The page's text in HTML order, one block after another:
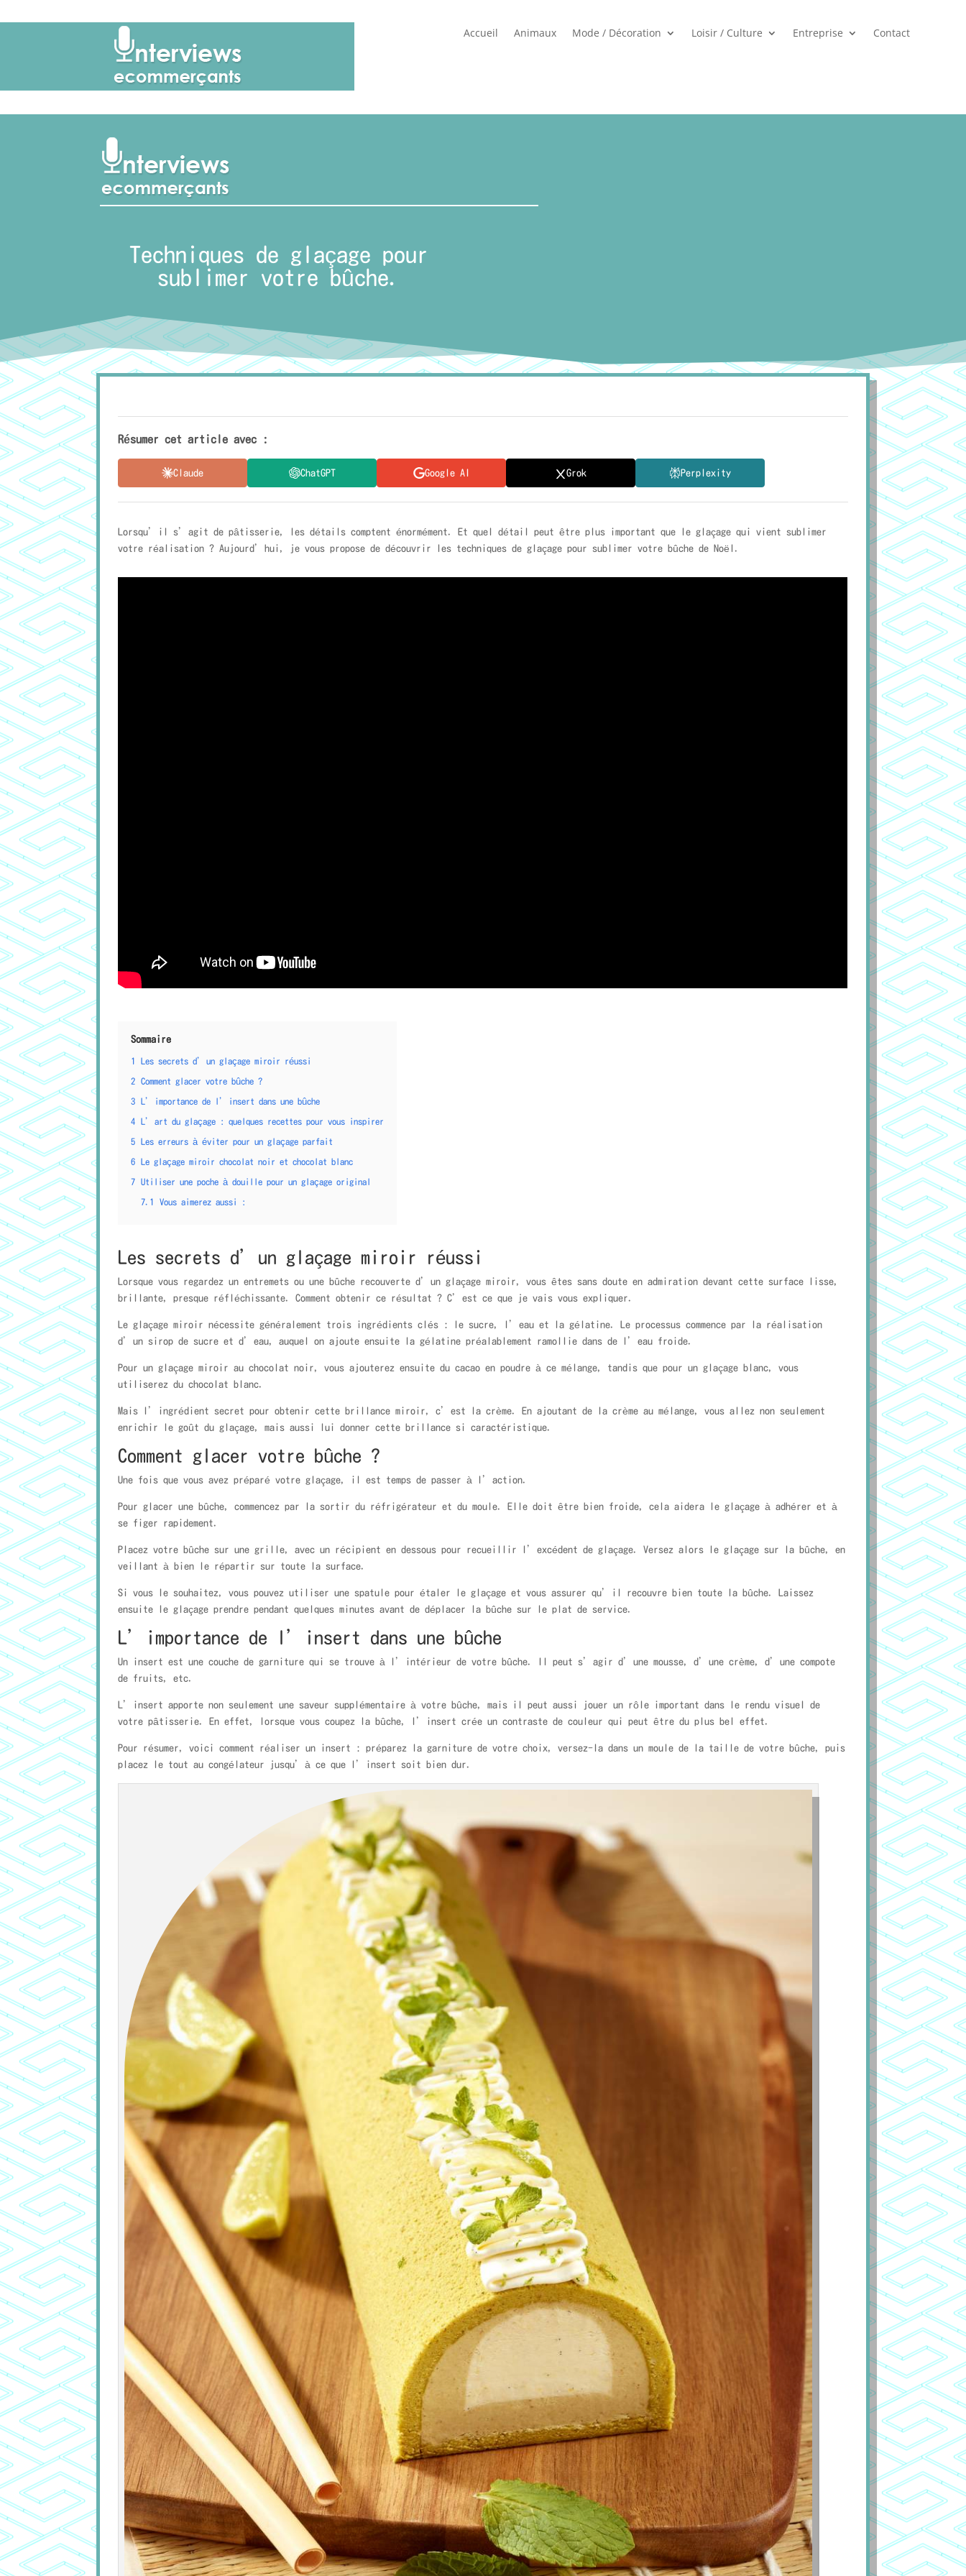
Accueil Animaux Mode / Décoration Loisir / Culture Entreprise Contact
Techniques de glaçage pour
sublimer votre bûche.
Résumer cet article avec :
Claude ChatGPT Google AI Grok Perplexity
Lorsqu’il s’agit de pâtisserie, les détails comptent énormément. Et quel détail peut être plus important que le glaçage qui vient sublimer
votre réalisation ? Aujourd’hui, je vous propose de découvrir les techniques de glaçage pour sublimer votre bûche de Noël.
Sommaire
1 Les secrets d’un glaçage miroir réussi
2 Comment glacer votre bûche ?
3 L’importance de l’insert dans une bûche
4 L’art du glaçage : quelques recettes pour vous inspirer
5 Les erreurs à éviter pour un glaçage parfait
6 Le glaçage miroir chocolat noir et chocolat blanc
7 Utiliser une poche à douille pour un glaçage original
7.1 Vous aimerez aussi :
Les secrets d’un glaçage miroir réussi
Lorsque vous regardez un entremets ou une bûche recouverte d’un glaçage miroir, vous êtes sans doute en admiration devant cette surface lisse,
brillante, presque réfléchissante. Comment obtenir ce résultat ? C’est ce que je vais vous expliquer.
Le glaçage miroir nécessite généralement trois ingrédients clés : le sucre, l’eau et la gélatine. Le processus commence par la réalisation
d’un sirop de sucre et d’eau, auquel on ajoute ensuite la gélatine préalablement ramollie dans de l’eau froide.
Pour un glaçage miroir au chocolat noir, vous ajouterez ensuite du cacao en poudre à ce mélange, tandis que pour un glaçage blanc, vous
utiliserez du chocolat blanc.
Mais l’ingrédient secret pour obtenir cette brillance miroir, c’est la crème. En ajoutant de la crème au mélange, vous allez non seulement
enrichir le goût du glaçage, mais aussi lui donner cette brillance si caractéristique.
Comment glacer votre bûche ?
Une fois que vous avez préparé votre glaçage, il est temps de passer à l’action.
Pour glacer une bûche, commencez par la sortir du réfrigérateur et du moule. Elle doit être bien froide, cela aidera le glaçage à adhérer et à
se figer rapidement.
Placez votre bûche sur une grille, avec un récipient en dessous pour recueillir l’excédent de glaçage. Versez alors le glaçage sur la bûche, en
veillant à bien le répartir sur toute la surface.
Si vous le souhaitez, vous pouvez utiliser une spatule pour étaler le glaçage et vous assurer qu’il recouvre bien toute la bûche. Laissez
ensuite le glaçage prendre pendant quelques minutes avant de déplacer la bûche sur le plat de service.
L’importance de l’insert dans une bûche
Un insert est une couche de garniture qui se trouve à l’intérieur de votre bûche. Il peut s’agir d’une mousse, d’une crème, d’une compote
de fruits, etc.
L’insert apporte non seulement une saveur supplémentaire à votre bûche, mais il peut aussi jouer un rôle important dans le rendu visuel de
votre pâtisserie. En effet, lorsque vous coupez la bûche, l’insert crée un contraste de couleur qui peut être du plus bel effet.
Pour résumer, voici comment réaliser un insert : préparez la garniture de votre choix, versez-la dans un moule de la taille de votre bûche, puis
placez le tout au congélateur jusqu’à ce que l’insert soit bien dur.